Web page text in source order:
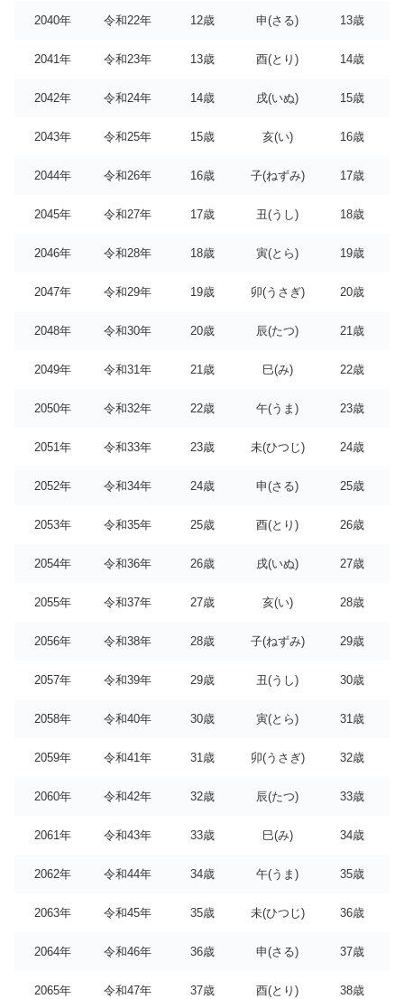
2040年 令和22年 12歳 申(さる) 13歳
2041年 令和23年 13歳 酉(とり) 14歳
2042年 令和24年 14歳 戌(いぬ) 15歳
2043年 令和25年 15歳 亥(い) 16歳
2044年 令和26年 16歳 子(ねずみ) 17歳
2045年 令和27年 17歳 丑(うし) 18歳
2046年 令和28年 18歳 寅(とら) 19歳
2047年 令和29年 19歳 卯(うさぎ) 20歳
2048年 令和30年 20歳 辰(たつ) 21歳
2049年 令和31年 21歳 巳(み) 22歳
2050年 令和32年 22歳 午(うま) 23歳
2051年 令和33年 23歳 未(ひつじ) 24歳
2052年 令和34年 24歳 申(さる) 25歳
2053年 令和35年 25歳 酉(とり) 26歳
2054年 令和36年 26歳 戌(いぬ) 27歳
2055年 令和37年 27歳 亥(い) 28歳
2056年 令和38年 28歳 子(ねずみ) 29歳
2057年 令和39年 29歳 丑(うし) 30歳
2058年 令和40年 30歳 寅(とら) 31歳
2059年 令和41年 31歳 卯(うさぎ) 32歳
2060年 令和42年 32歳 辰(たつ) 33歳
2061年 令和43年 33歳 巳(み) 34歳
2062年 令和44年 34歳 午(うま) 35歳
2063年 令和45年 35歳 未(ひつじ) 36歳
2064年 令和46年 36歳 申(さる) 37歳
2065年 令和47年 37歳 酉(とり) 38歳